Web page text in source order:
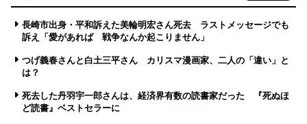
長崎市出身・平和訴えた美輪明宏さん死去 ラストメッセージでも
訴え「愛があれば 戦争なんか起こりません」
つげ義春さんと白土三平さん カリスマ漫画家、二人の「違い」と
は？
死去した丹羽宇一郎さんは、経済界有数の読書家だった 『死ぬほ
ど読書』ベストセラーに